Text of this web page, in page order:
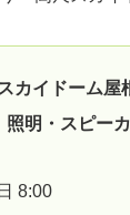
カイドーム
照明・スピー
8:00